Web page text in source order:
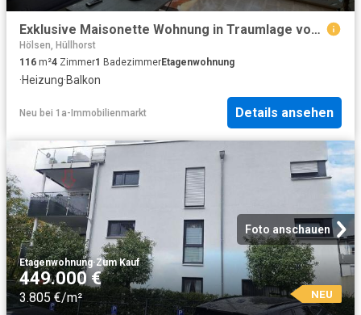
Exklusive Maisonette Wohnung in Traumlage von Bad Salzuflen
Hölsen, Hüllhorst
116 m²4 Zimmer1 BadezimmerEtagenwohnung
·Heizung·Balkon
Neu bei 1a-Immobilienmarkt Details ansehen
Foto anschauen
Etagenwohnung·Zum Kauf
449.000 €
3.805 €/m² NEU